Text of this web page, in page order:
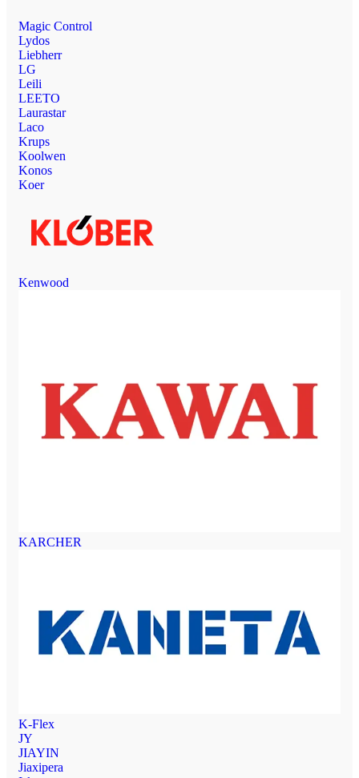
Magic Control
Lydos
Liebherr
LG
Leili
LEETO
Laurastar
Laco
Krups
Koolwen
Konos
Koer
Kenwood
KARCHER
K-Flex
JY
JIAYIN
Jiaxipera